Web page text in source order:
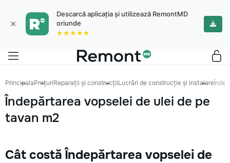
×
Descarcă aplicația și utilizează RemontMD
oriunde
★★★★★
PrincipalaPrețuriReparații și construcțiiLucrări de construcție și instalare
Îndepărtarea vopselei de ulei de pe
tavan m2
Cât costă Îndepărtarea vopselei de